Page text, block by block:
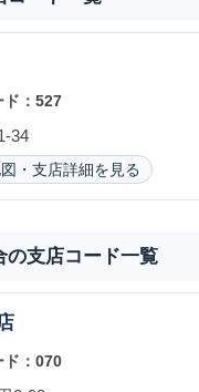
： 527
34
・支店詳細を見る
の支店コード一覧
： 070